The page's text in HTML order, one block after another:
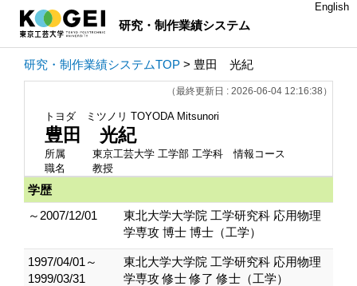
研究・制作業績システム
English
研究・制作業績システムTOP > 豊田 光紀
（最終更新日 : 2026-06-04 12:16:38）
トヨダ ミツノリ TOYODA Mitsunori
豊田 光紀
所属
東京工芸大学 工学部 工学科 情報コース
職名
教授
学歴
～2007/12/01
東北大学大学院 工学研究科 応用物理
学専攻 博士 博士（工学）
1997/04/01～
1999/03/31
東北大学大学院 工学研究科 応用物理
学専攻 修士 修了 修士（工学）